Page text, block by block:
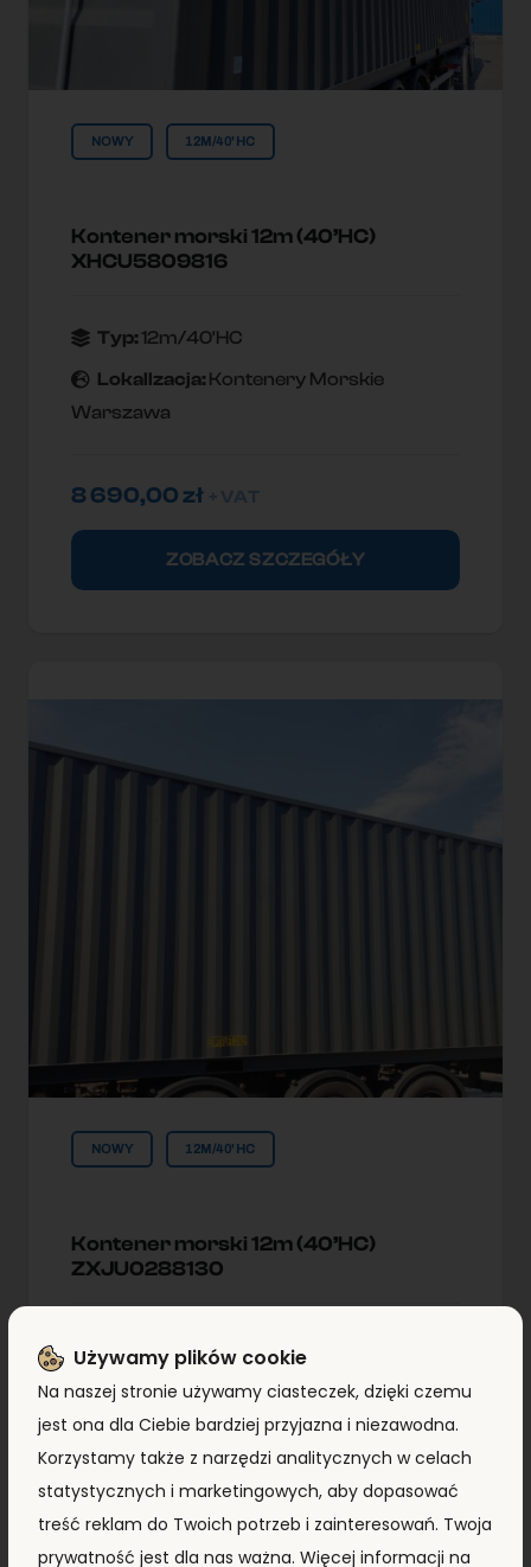
NOWY 12M/40'HC
Kontener morski 12m (40’HC)
XHCU5809816
Typ:12m/40'HC
Lokallzacja: Kontenery Morskie
Warszawa
8 690,00zł
ZOBACZ SZCZEGÓŁY
NOWY 12M/40'HC
Kontener morski 12m (40’HC)
ZXJU0288130
12m/40'HC
Lokallzacja:Kontenery Morskie
Małaszewicze
7 990,00zł + VAT
8 290,00 zł
Używamy plików cookie
Na naszej stronie używamy ciasteczek, dzięki czemu
jest ona dla Ciebie bardziej przyjazna i niezawodna.
Korzystamy także z narzędzi analitycznych w celach
statystycznych i marketingowych, aby dopasować
treść reklam do Twoich potrzeb i zainteresowań. Twoja
prywatność jest dla nas ważna. Więcej informacji na